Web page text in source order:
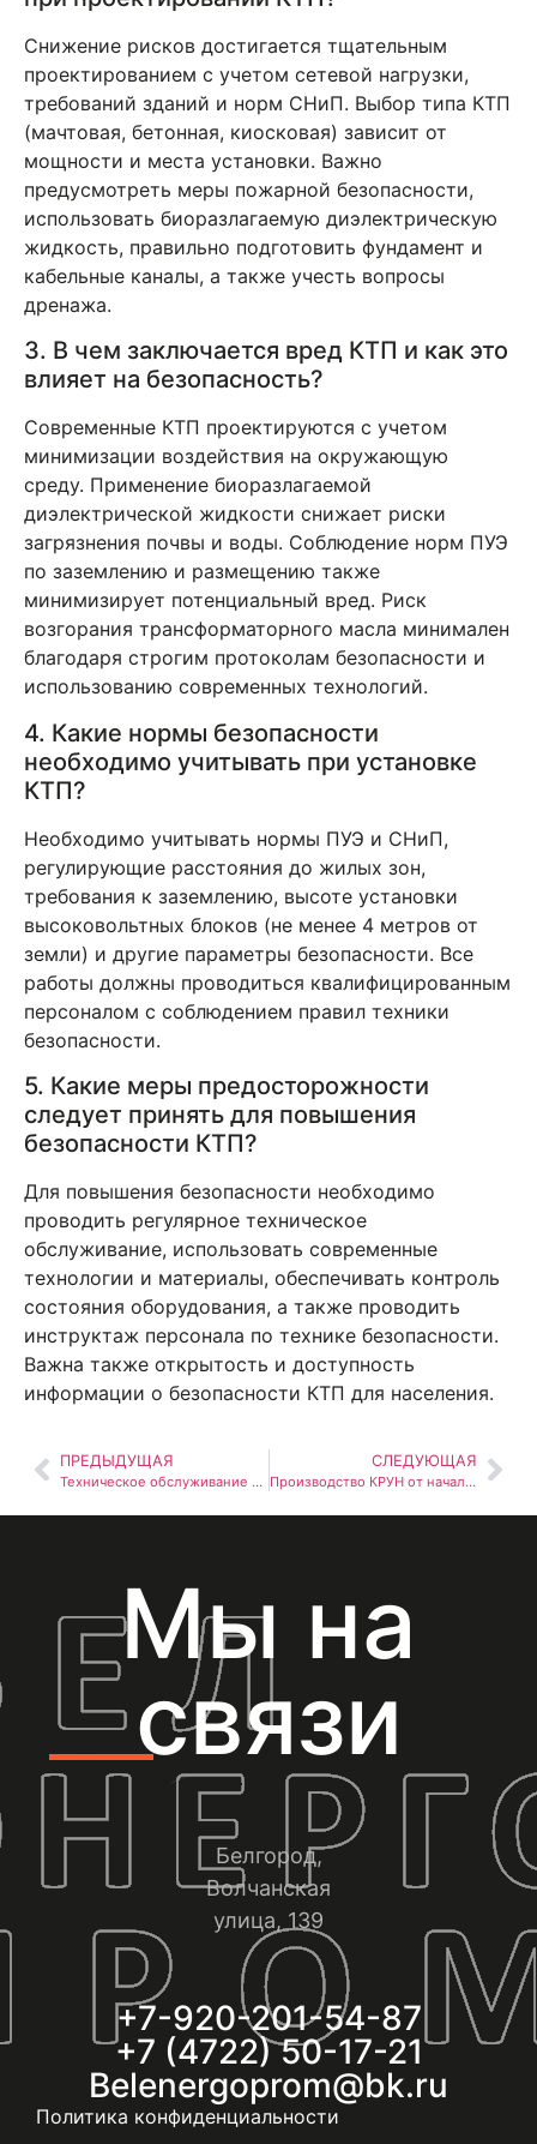
Снижение рисков достигается тщательным
проектированием с учетом сетевой нагрузки,
требований зданий и норм СНиП. Выбор типа КТП
(мачтовая, бетонная, киосковая) зависит от
мощности и места установки. Важно
предусмотреть меры пожарной безопасности,
использовать биоразлагаемую диэлектрическую
жидкость, правильно подготовить фундамент и
кабельные каналы, а также учесть вопросы
дренажа.
3. В чем заключается вред КТП и как это
влияет на безопасность?
Современные КТП проектируются с учетом
минимизации воздействия на окружающую
среду. Применение биоразлагаемой
диэлектрической жидкости снижает риски
загрязнения почвы и воды. Соблюдение норм ПУЭ
по заземлению и размещению также
минимизирует потенциальный вред. Риск
возгорания трансформаторного масла минимален
благодаря строгим протоколам безопасности и
использованию современных технологий.
4. Какие нормы безопасности
необходимо учитывать при установке
КТП?
Необходимо учитывать нормы ПУЭ и СНиП,
регулирующие расстояния до жилых зон,
требования к заземлению, высоте установки
высоковольтных блоков (не менее 4 метров от
земли) и другие параметры безопасности. Все
работы должны проводиться квалифицированным
персоналом с соблюдением правил техники
безопасности.
5. Какие меры предосторожности
следует принять для повышения
безопасности КТП?
Для повышения безопасности необходимо
проводить регулярное техническое
обслуживание, использовать современные
технологии и материалы, обеспечивать контроль
состояния оборудования, а также проводить
инструктаж персонала по технике безопасности.
Важна также открытость и доступность
информации о безопасности КТП для населения.
ПРЕДЫДУЩАЯ
Техническое обслуживание и модернизация КТП: Лучшие практики для повышения надежности
СЛЕДУЮЩАЯ
Производство КРУН от начала до установки от компании Белэнергопром
Мы на
связи
Белгород,
Волчанская
улица, 139
+7-920-201-54-87
+7 (4722) 50-17-21
Belenergoprom@bk.ru
Политика конфиденциальности